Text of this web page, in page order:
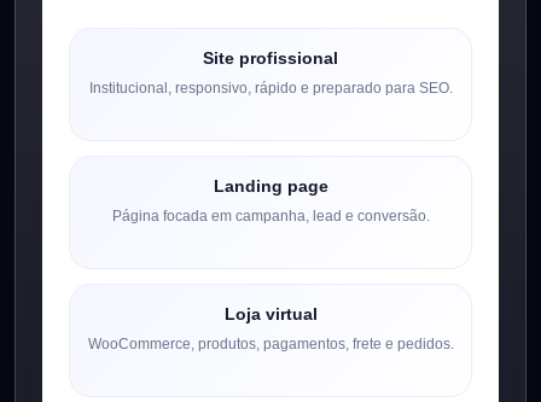
Site profissional
Institucional, responsivo, rápido e preparado para SEO.
Landing page
Página focada em campanha, lead e conversão.
Loja virtual
WooCommerce, produtos, pagamentos, frete e pedidos.